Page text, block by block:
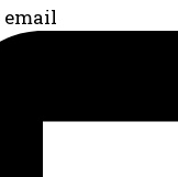
email